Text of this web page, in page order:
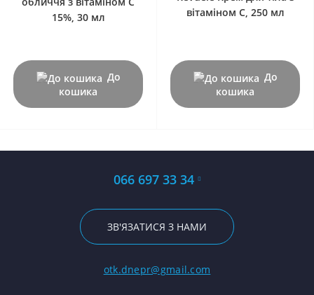
15%, 30 мл
До
кошика
вітаміном С, 250 мл
До
кошика
066 697 33 34
ЗВ'ЯЗАТИСЯ З НАМИ
otk.dnepr@gmail.com